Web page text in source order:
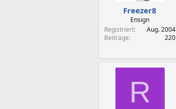
Freezer8
Ensign
Registriert
Aug. 2004
Beiträge
220
R